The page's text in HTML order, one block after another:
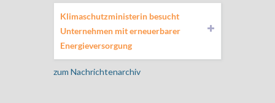
Klimaschutzministerin besucht
Unternehmen mit erneuerbarer
Energieversorgung
zum Nachrichtenarchiv